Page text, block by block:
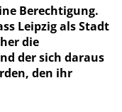
Berechtigung.
Leipzig als Stadt
die
der sich daraus
den ihr